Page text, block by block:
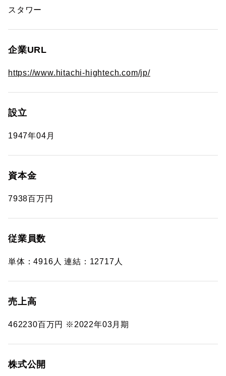
スタワー
企業URL
https://www.hitachi-hightech.com/jp/
設立
1947年04月
資本金
7938百万円
従業員数
単体：4916人 連結：12717人
売上高
462230百万円 ※2022年03月期
株式公開